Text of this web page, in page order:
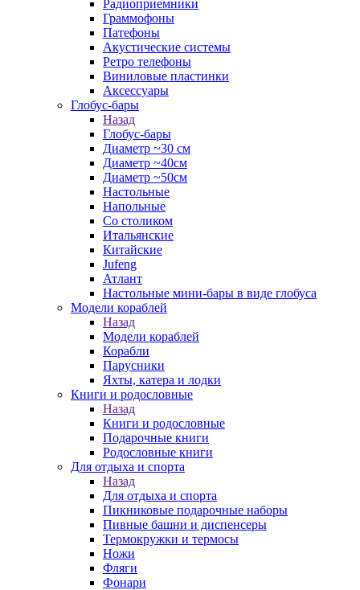
Радиоприемники
Граммофоны
Патефоны
Акустические системы
Ретро телефоны
Виниловые пластинки
Аксессуары
Глобус-бары
Назад
Глобус-бары
Диаметр ~30 см
Диаметр ~40см
Диаметр ~50см
Настольные
Напольные
Со столиком
Итальянские
Китайские
Jufeng
Атлант
Настольные мини-бары в виде глобуса
Модели кораблей
Назад
Модели кораблей
Корабли
Парусники
Яхты, катера и лодки
Книги и родословные
Назад
Книги и родословные
Подарочные книги
Родословные книги
Для отдыха и спорта
Назад
Для отдыха и спорта
Пикниковые подарочные наборы
Пивные башни и диспенсеры
Термокружки и термосы
Ножи
Фляги
Фонари